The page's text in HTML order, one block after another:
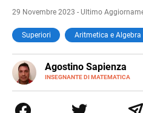
29 Novembre 2023 - Ultimo
Superiori Aritmetica e Algebra
Agostino Sapienza
INSEGNANTE DI MATEMATICA
E-
MAIL
LINKEDIN
Tommaso Gulli. Ho